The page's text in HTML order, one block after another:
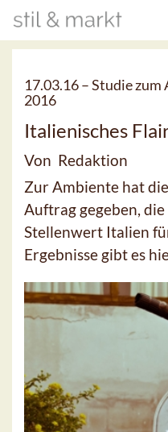
17.03.16 –Studie zum
2016
Italienisches
Von Redaktion
Zur Ambiente hat
Auftrag gegeben,
Stellenwert Italien
Ergebnisse gibt es